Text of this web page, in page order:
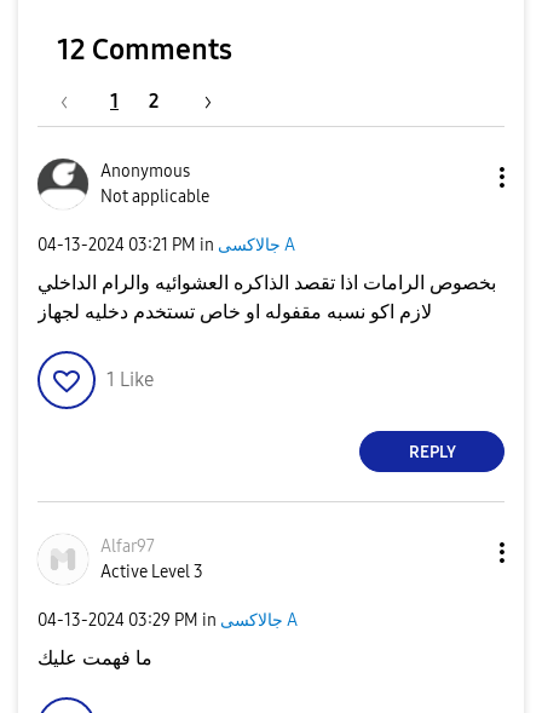
12 Comments
1 2
Anonymous
Not applicable
‎04-13-2024 03:21 PM in جالاكسى A
بخصوص الرامات اذا تقصد الذاكره العشوائيه والرام الداخلي
لازم اكو نسبه مقفوله او خاص تستخدم دخليه لجهاز
1 Like
REPLY
Alfar97
Active Level 3
‎04-13-2024 03:29 PM in جالاكسى A
ما فهمت عليك